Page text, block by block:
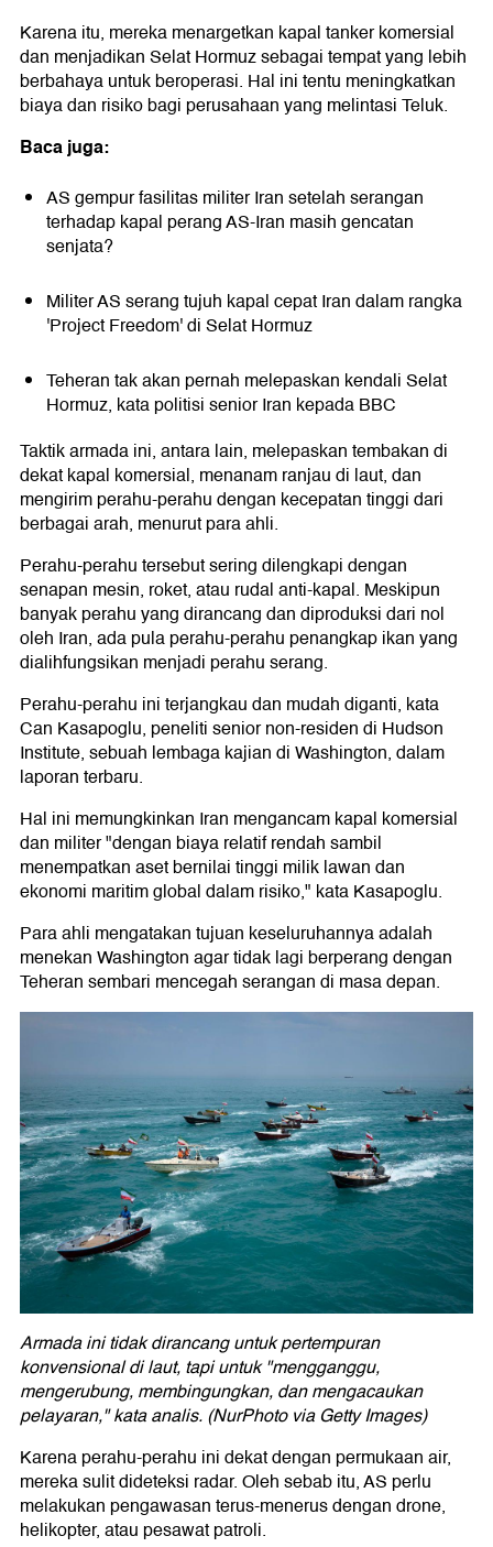
Karena itu, mereka menargetkan kapal tanker komersial
dan menjadikan Selat Hormuz sebagai tempat yang lebih
berbahaya untuk beroperasi. Hal ini tentu meningkatkan
biaya dan risiko bagi perusahaan yang melintasi Teluk.
Baca juga:
AS gempur fasilitas militer Iran setelah serangan
terhadap kapal perang AS-Iran masih gencatan
senjata?
Militer AS serang tujuh kapal cepat Iran dalam rangka
'Project Freedom' di Selat Hormuz
Teheran tak akan pernah melepaskan kendali Selat
Hormuz, kata politisi senior Iran kepada BBC
Taktik armada ini, antara lain, melepaskan tembakan di
dekat kapal komersial, menanam ranjau di laut, dan
mengirim perahu-perahu dengan kecepatan tinggi dari
berbagai arah, menurut para ahli.
Perahu-perahu tersebut sering dilengkapi dengan
senapan mesin, roket, atau rudal anti-kapal. Meskipun
banyak perahu yang dirancang dan diproduksi dari nol
oleh Iran, ada pula perahu-perahu penangkap ikan yang
dialihfungsikan menjadi perahu serang.
Perahu-perahu ini terjangkau dan mudah diganti, kata
Can Kasapoglu, peneliti senior non-residen di Hudson
Institute, sebuah lembaga kajian di Washington, dalam
laporan terbaru.
Hal ini memungkinkan Iran mengancam kapal komersial
dan militer "dengan biaya relatif rendah sambil
menempatkan aset bernilai tinggi milik lawan dan
ekonomi maritim global dalam risiko," kata Kasapoglu.
Para ahli mengatakan tujuan keseluruhannya adalah
menekan Washington agar tidak lagi berperang dengan
Teheran sembari mencegah serangan di masa depan.
Armada ini tidak dirancang untuk pertempuran
konvensional di laut, tapi untuk "mengganggu,
mengerubung, membingungkan, dan mengacaukan
pelayaran," kata analis. (NurPhoto via Getty Images)
Karena perahu-perahu ini dekat dengan permukaan air,
mereka sulit dideteksi radar. Oleh sebab itu, AS perlu
melakukan pengawasan terus-menerus dengan drone,
helikopter, atau pesawat patroli.